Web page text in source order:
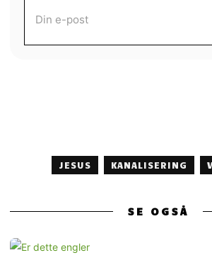
JESUS KANALISERING
SE OGSÅ